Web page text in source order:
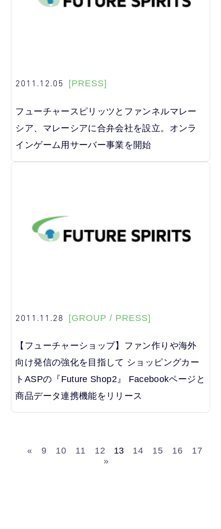
2011.12.05 [PRESS]
フューチャースピリッツとファンネルマレー
シア、マレーシアに合弁会社を設立。オンラ
インゲーム用サーバー事業を開始
2011.11.28 [GROUP / PRESS]
【フューチャーショップ】ファン作りや海外
向け発信の強化を目指して ショッピングカー
トASPの『Future Shop2』 Facebookページと
商品データ連携機能をリリース
« 9 10 11 12 13 14 15 16
17
»